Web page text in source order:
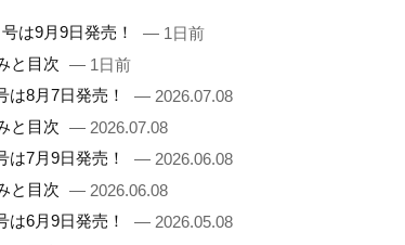
は9月9日発売！
— 1日前
と目次 — 1日前
は8月7日発売！
— 2026.07.08
と目次 — 2026.07.08
は7月9日発売！
— 2026.06.08
と目次 — 2026.06.08
は6月9日発売！
— 2026.05.08